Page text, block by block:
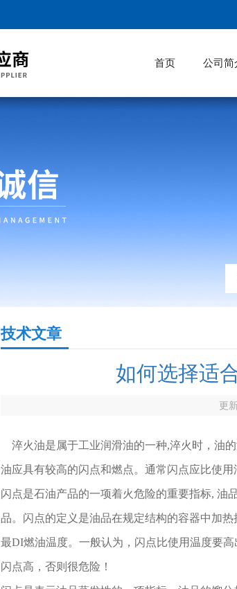
首页 公司简
技术文章
如何选择适
更
淬火油是属于工业润滑油的一种,淬火时，油
油应具有较高的闪点和燃点。通常闪点应比使用
闪点是石油产品的一项着火危险的重要指标,
品。闪点的定义是油品在规定结构的容器中加
最DI燃油温度。一般认为，闪点比使用温度要
闪点高，否则很危险！